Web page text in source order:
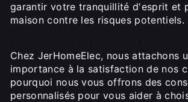
garantir votre tranquillité d'esprit et
maison contre les risques potentiels.
Chez JerHomeElec, nous attachons
importance à la satisfaction de nos
pourquoi nous vous offrons des
personnalisés pour vous aider à